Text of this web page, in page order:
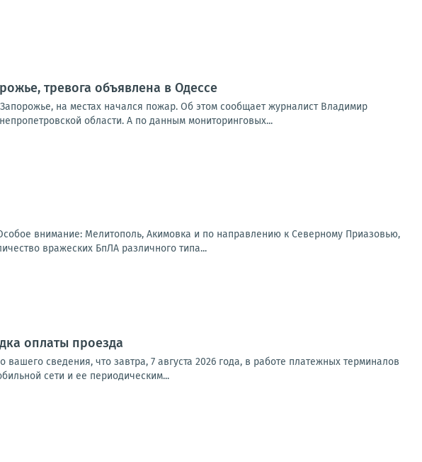
тревога объявлена в Одессе
на местах начался пожар. Об этом сообщает журналист Владимир
области. А по данным мониторинговых...
внимание: Мелитополь, Акимовка и по направлению к Северному Приазовью,
вражеских БпЛА различного типа...
оплаты проезда
сведения, что завтра, 7 августа 2026 года, в работе платежных терминалов
сети и ее периодическим...